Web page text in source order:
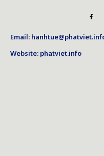
Email:
Website: phatviet.info